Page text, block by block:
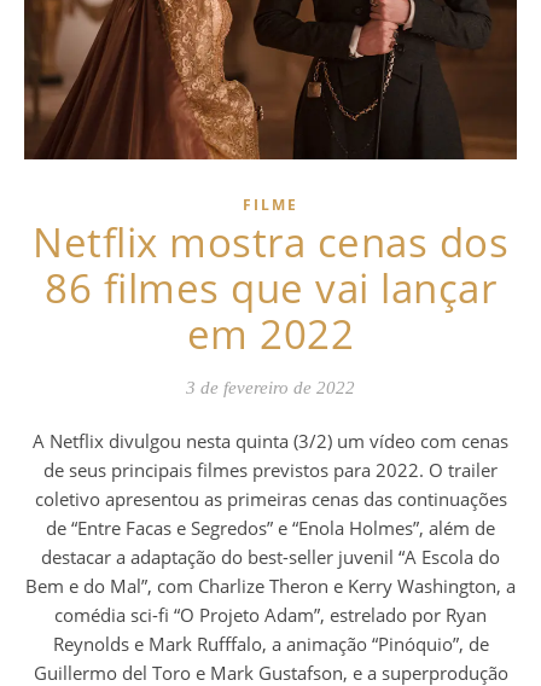
FILME
Netflix mostra cenas dos
86 filmes que vai lançar
em 2022
3 de fevereiro de 2022
A Netflix divulgou nesta quinta (3/2) um vídeo com cenas
de seus principais filmes previstos para 2022. O trailer
coletivo apresentou as primeiras cenas das continuações
de “Entre Facas e Segredos” e “Enola Holmes”, além de
destacar a adaptação do best-seller juvenil “A Escola do
Bem e do Mal”, com Charlize Theron e Kerry Washington, a
comédia sci-fi “O Projeto Adam”, estrelado por Ryan
Reynolds e Mark Rufffalo, a animação “Pinóquio”, de
Guillermo del Toro e Mark Gustafson, e a superprodução